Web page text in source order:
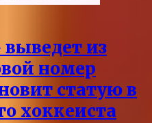
из
номер
статую в
хоккеиста